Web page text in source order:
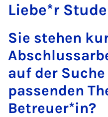
Liebe*r
Sie stehen
auf der
passenden
Betreuer*in?